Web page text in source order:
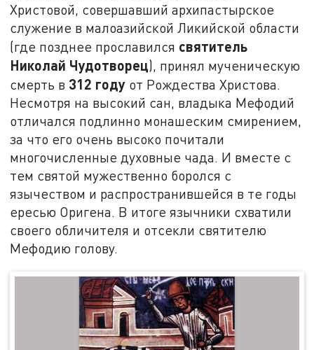
Христовой, совершавший архипастырское
служение в малоазийской Ликийской области
(где позднее прославился святитель
Николай Чудотворец), принял мученическую
смерть в 312 году от Рождества Христова.
Несмотря на высокий сан, владыка Мефодий
отличался подлинно монашеским смирением,
за что его очень высоко почитали
многочисленные духовные чада. И вместе с
тем святой мужественно боролся с
язычеством и распространившейся в те годы
ересью Оригена. В итоге язычники схватили
своего обличителя и отсекли святителю
Мефодию голову.